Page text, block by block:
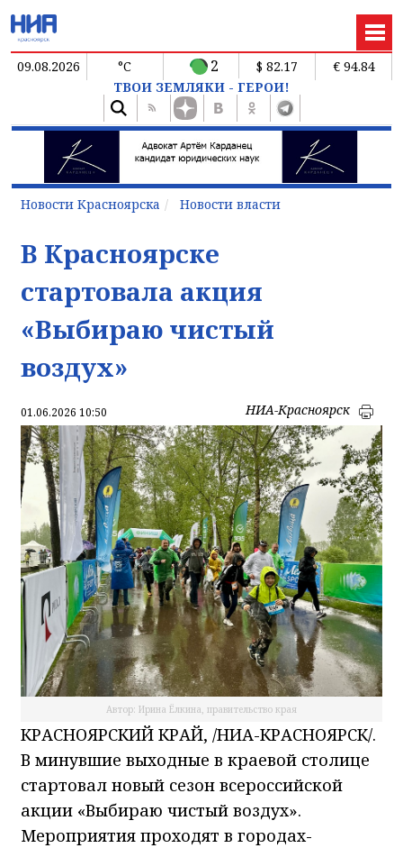
09.08.2026 °C 2 $ 82.17
€ 94.84
ТВОИ ЗЕМЛЯКИ - ГЕРОИ!
Новости Красноярска Новости власти
В Красноярске
стартовала акция
«Выбираю чистый
воздух»
01.06.2026 10:50 НИА-Красноярск
Автор: Ирина Ёлкина, правительство края
КРАСНОЯРСКИЙ КРАЙ, /НИА-КРАСНОЯРСК/.
В минувшие выходные в краевой столице
стартовал новый сезон всероссийской
акции «Выбираю чистый воздух».
Мероприятия проходят в городах-